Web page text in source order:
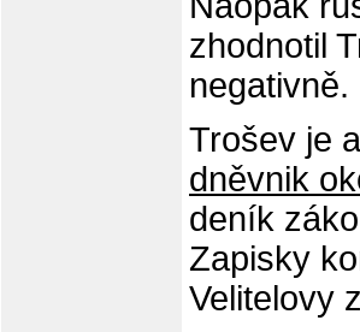
zhodnotil
negativně.
Trošev je
dněvnik
deník
Zapisky
Velitelovy